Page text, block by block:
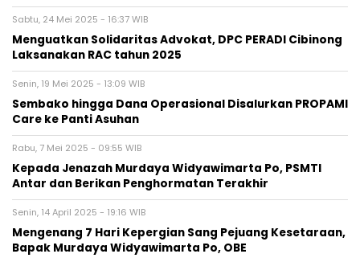
Sabtu, 24 Mei 2025 - 16:37 WIB
Menguatkan Solidaritas Advokat, DPC PERADI Cibinong
Laksanakan RAC tahun 2025
Senin, 19 Mei 2025 - 13:09 WIB
Sembako hingga Dana Operasional Disalurkan PROPAMI
Care ke Panti Asuhan
Rabu, 7 Mei 2025 - 09:55 WIB
Kepada Jenazah Murdaya Widyawimarta Po, PSMTI
Antar dan Berikan Penghormatan Terakhir
Senin, 14 April 2025 - 19:16 WIB
Mengenang 7 Hari Kepergian Sang Pejuang Kesetaraan,
Bapak Murdaya Widyawimarta Po, OBE